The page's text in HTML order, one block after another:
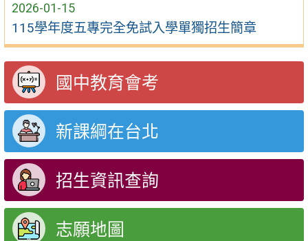
2026-01-15
115學年度五專完全免試入學單獨招生簡章
國中教育會考
新課綱在台北
招生資訊查詢
志願地圖